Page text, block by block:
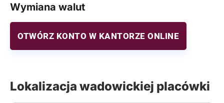
Wymiana walut
OTWÓRZ KONTO W KANTORZE ONLINE
Lokalizacja wadowickiej placówki